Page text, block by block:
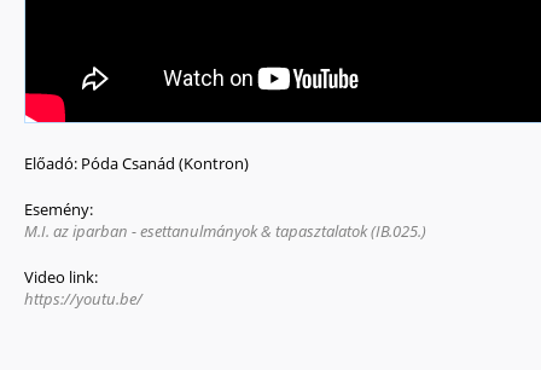
Előadó: Póda Csanád (Kontron)
Esemény:
M.I. az iparban - esettanulmányok & tapasztalatok (IB.025.)
Video link:
https://youtu.be/